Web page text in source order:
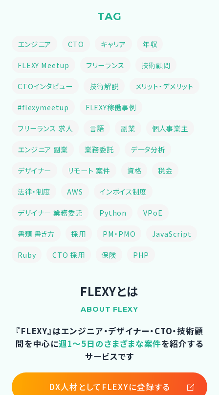
TAG
エンジニア CTO キャリア 年収
FLEXY Meetup フリーランス 技術顧問
CTOインタビュー 技術解説 メリット・デメリット
#flexymeetup FLEXY稼働事例
フリーランス 求人 言語 副業 個人事業主
エンジニア 副業 業務委託 データ分析
デザイナー リモート 案件 資格 税金
法律・制度 AWS インボイス制度
デザイナー 業務委託 Python VPoE
書類 書き方 採用 PM・PMO JavaScript
Ruby CTO 採用 保険 PHP
FLEXYとは
ABOUT FLEXY
『FLEXY』はエンジニア・デザイナー・CTO・技術顧
問を中心に週1～5日のさまざまな案件を紹介する
サービスです
DX人材としてFLEXYに登録する